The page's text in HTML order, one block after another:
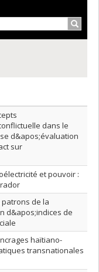
dans le
d&apos;évaluation
sur
et pouvoir :
de la
d&apos;indices de
haïtiano-
transnationales